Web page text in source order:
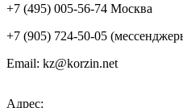
+7 (495) 005-56-74 Москва
+7 (905) 724-50-05
Email: kz@korzin.net
Адрес: